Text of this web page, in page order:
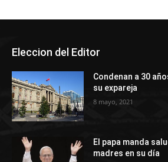
Eleccion del Editor
Condenan a 30
su expareja
8 mayo, 2021
El papa manda
madres en su día